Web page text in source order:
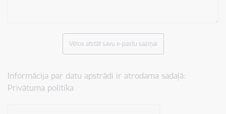
Vēlos atstāt savu e-pastu saziņai
Informācija par datu apstrādi ir atrodama sadaļā:
Privātuma politika